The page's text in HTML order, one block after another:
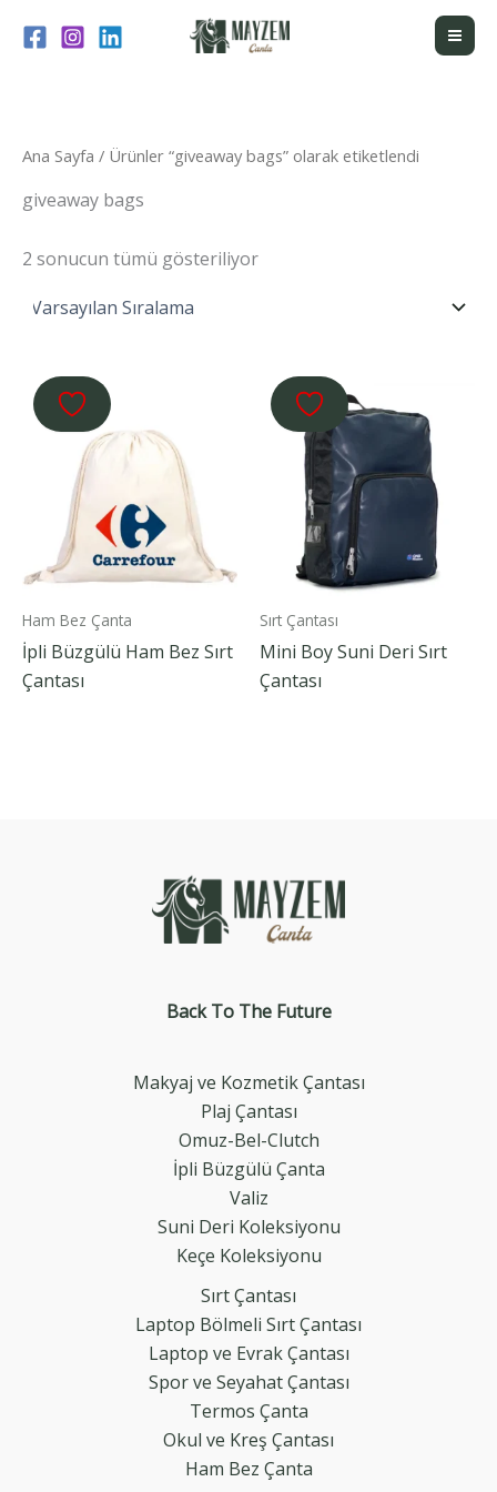
atla
Ana Sayfa / Ürünler “giveaway bags” olarak etiketlendi
giveaway bags
2 sonucun tümü gösteriliyor
Ham Bez Çanta
İpli Büzgülü Ham Bez Sırt
Çantası
Sırt Çantası
Mini Boy Suni Deri Sırt
Çantası
Back To The Future
Makyaj ve Kozmetik Çantası
Plaj Çantası
Omuz-Bel-Clutch
İpli Büzgülü Çanta
Valiz
Suni Deri Koleksiyonu
Keçe Koleksiyonu
Sırt Çantası
Laptop Bölmeli Sırt Çantası
Laptop ve Evrak Çantası
Spor ve Seyahat Çantası
Termos Çanta
Okul ve Kreş Çantası
Ham Bez Çanta